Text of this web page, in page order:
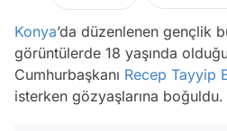
Konya’da düzenlenen gençlik
görüntülerde 18 yaşında
Cumhurbaşkanı Recep Tayyip
isterken gözyaşlarına boğuldu.